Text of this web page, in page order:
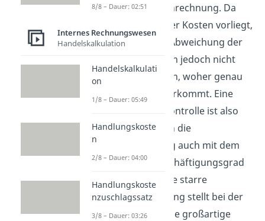
Art der Plankostenrechnung. Da
keine Trennung der Kosten vorliegt,
können bei einer Abweichung der
Soll- und Ist-Kosten jedoch nicht
festgestellt werden, woher genau
diese Differenz herkommt. Eine
effektive Kostenkontrolle ist also
nur möglich, wenn die
Planbeschäftigung auch mit dem
tatsächlichen Beschäftigungsgrad
übereinstimmt. Die starre
Plankostenrechnung stellt bei der
Kontrolle also keine großartige
8/8 – Dauer: 02:51
Internes Rechnungswesen
Handelskalkulation
Handelskalkulati
on
1/8 – Dauer: 05:49
Handlungskoste
n
2/8 – Dauer: 04:00
Handlungskoste
nzuschlagssatz
3/8 – Dauer: 03:26